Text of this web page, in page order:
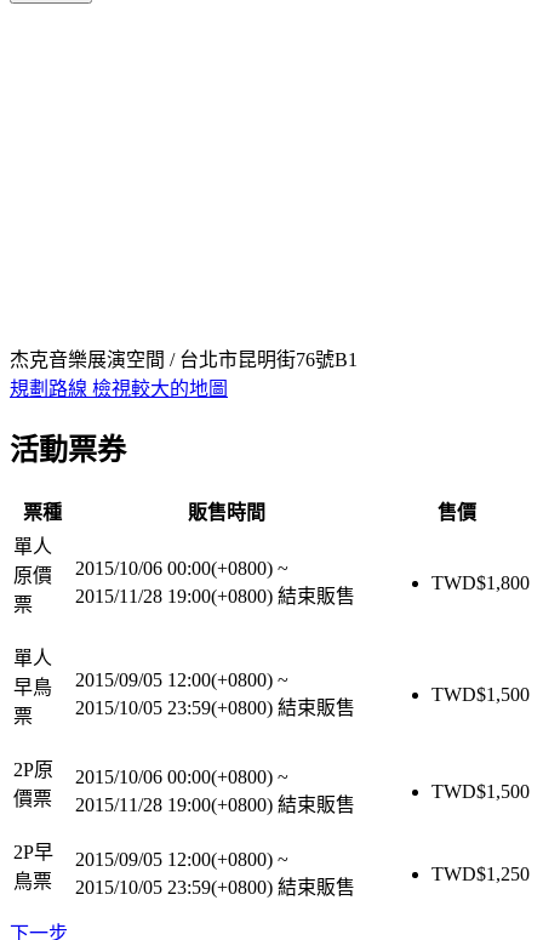
杰克音樂展演空間 / 台北市昆明街76號B1
規劃路線 檢視較大的地圖
活動票券
票種 販售時間
售價
單人
原價
票
2015/10/06 00:00(+0800) ~
2015/11/28 19:00(+0800) 結束販售
TWD$1,800
單人
早鳥
票
2015/09/05 12:00(+0800) ~
2015/10/05 23:59(+0800) 結束販售
TWD$1,500
2P原
價票
2015/10/06 00:00(+0800) ~
2015/11/28 19:00(+0800) 結束販售
TWD$1,500
2P早
鳥票
2015/09/05 12:00(+0800) ~
2015/10/05 23:59(+0800) 結束販售
TWD$1,250
下一步